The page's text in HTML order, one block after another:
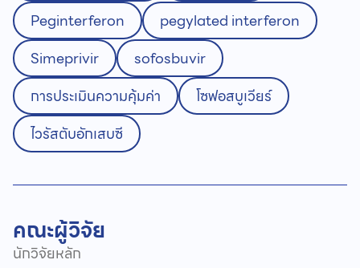
Peginterferon
pegylated interferon
Simeprivir
sofosbuvir
การประเมินความคุ้มค่า
โซฟอสบูเวียร์
ไวรัสตับอักเสบซี
คณะผู้วิจัย
นักวิจัยหลัก